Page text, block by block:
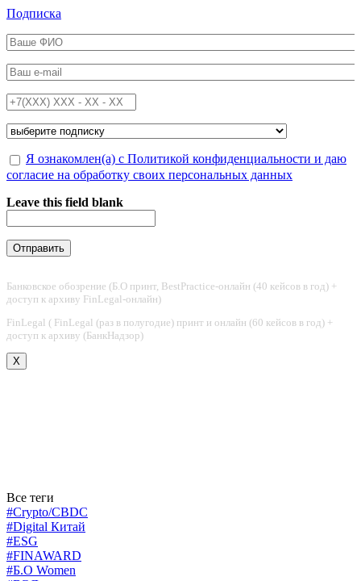
Перейти к основному содержанию
Подписка
ФИО*
Email*
Телефон*
Подписка на*
Обработка персональных данных*
Я ознакомлен(а) с Политикой конфиденциальности и даю
согласие на обработку своих персональных данных
Leave this field blank
Банковское обозрение (Б.О принт, BestPractice-онлайн (40 кейсов в год) +
доступ к архиву FinLegal-онлайн)
FinLegal ( FinLegal (раз в полугодие) принт и онлайн (60 кейсов в год) +
доступ к архиву (БанкНадзор)
X
Все теги
#Crypto/CBDC
#Digital Китай
#ESG
#FINAWARD
#Б.О Women